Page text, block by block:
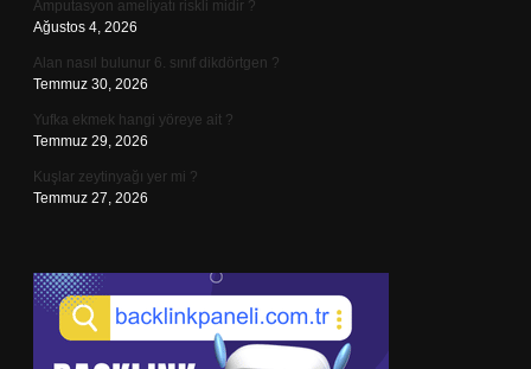
Amputasyon ameliyatı riskli midir ?
Ağustos 4, 2026
Alan nasıl bulunur 6. sınıf dikdörtgen ?
Temmuz 30, 2026
Yufka ekmek hangi yöreye ait ?
Temmuz 29, 2026
Kuşlar zeytinyağı yer mi ?
Temmuz 27, 2026